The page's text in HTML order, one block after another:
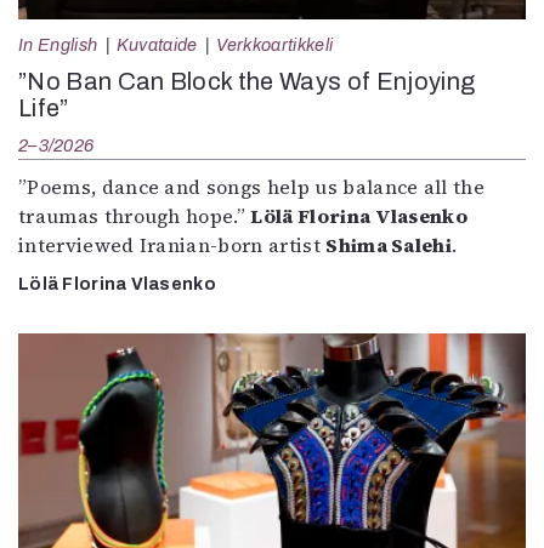
In English Kuvataide Verkkoartikkeli
”No Ban Can Block the Ways of Enjoying
Life”
2–3/2026
”Poems, dance and songs help us balance all the
traumas through hope.”Lölä Florina Vlasenko
interviewed Iranian-born artist Shima Salehi.
Lölä Florina Vlasenko